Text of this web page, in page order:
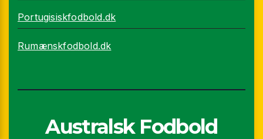
Portugisiskfodbold.dk
Rumænskfodbold.dk
Australsk Fodbold